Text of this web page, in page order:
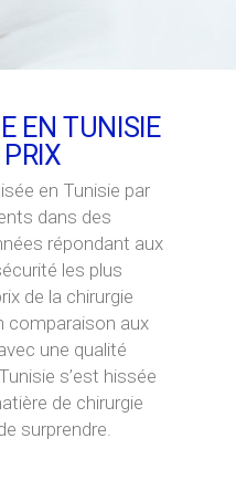
EN TUNISIE
en Tunisie par
dans des
répondant aux
les plus
de la chirurgie
comparaison aux
une qualité
s’est hissée
de chirurgie
surprendre.